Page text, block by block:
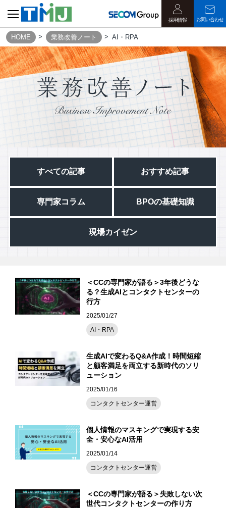
採用情報 お問い合わせ
HOME 業務改善ノート AI・RPA
すべての記事​ おすすめ記事
専門家コラム BPOの基礎知識
現場カイゼン
＜CCの専門家が語る＞3年後どうな
る？生成AIとコンタクトセンターの
行方
2025/01/27
AI・RPA
生成AIで変わるQ&A作成！時間短縮
と顧客満足を両立する新時代のソリ
ューション
2025/01/16
コンタクトセンター運営
個人情報のマスキングで実現する安
全・安心なAI活用
2025/01/14
コンタクトセンター運営
＜CCの専門家が語る＞失敗しない次
世代コンタクトセンターの作り方